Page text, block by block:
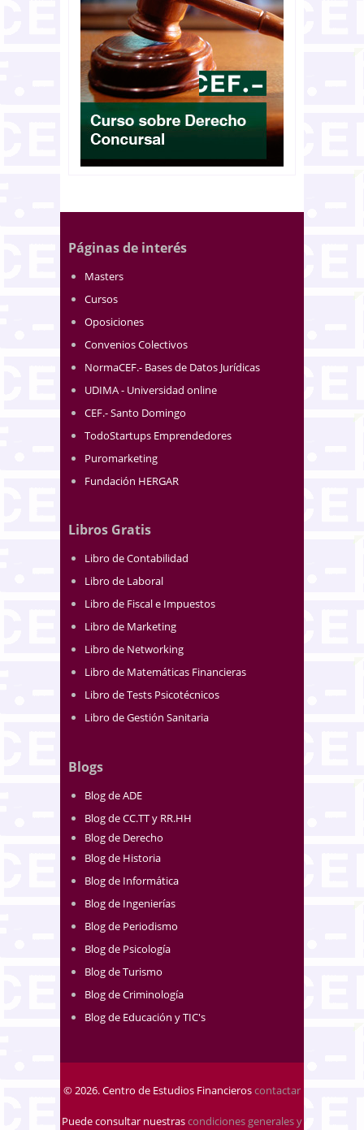
Páginas de interés
Masters
Cursos
Oposiciones
Convenios Colectivos
NormaCEF.- Bases de Datos Jurídicas
UDIMA - Universidad online
CEF.- Santo Domingo
TodoStartups Emprendedores
Puromarketing
Fundación HERGAR
Libros Gratis
Libro de Contabilidad
Libro de Laboral
Libro de Fiscal e Impuestos
Libro de Marketing
Libro de Networking
Libro de Matemáticas Financieras
Libro de Tests Psicotécnicos
Libro de Gestión Sanitaria
Blogs
Blog de ADE
Blog de CC.TT y RR.HH
Blog de Derecho
Blog de Historia
Blog de Informática
Blog de Ingenierías
Blog de Periodismo
Blog de Psicología
Blog de Turismo
Blog de Criminología
Blog de Educación y TIC's
© 2026. Centro de Estudios Financieroscontactar
Puede consultar nuestrascondiciones generales y